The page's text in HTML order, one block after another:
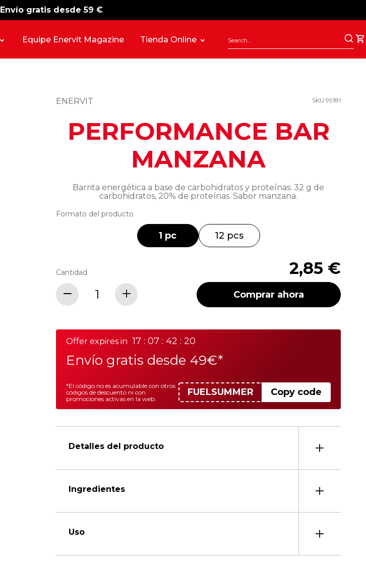
Envío gratis desde 59 €
-15% free shipping
Equipe Enervit Magazine Tienda Online
ENERVIT SKU 99181
PERFORMANCE BAR
MANZANA
Barrita energética a base de carbohidratos y proteínas: 32 g de
carbohidratos, 20% de proteínas. Sabor manzana.
Formato del producto
1 pc 12 pcs
2,85 €
Cantidad
Comprar ahora
Offer expires in 17 : 07 : 42 : 20
Envío gratis desde 49€*
FUELSUMMER Copy code
*El código no es acumulable con otros
códigos de descuento ni con
promociones activas en la web.
Detalles del producto
Ingredientes
Uso